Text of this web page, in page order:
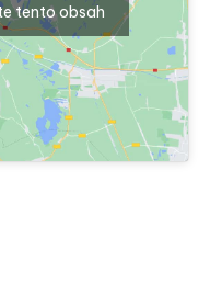
tento obsah